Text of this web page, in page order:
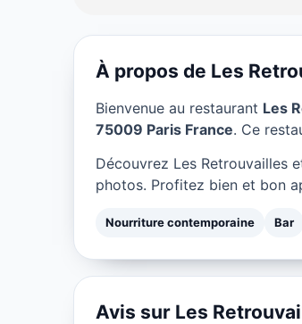
Les
★ 4.5/5
À propos de Les
Bienvenue au restaurant Les
75009 Paris France. Ce
Découvrez Les Retrouvailles
photos. Profitez bien et bon
Nourriture contemporaine Bar
Avis sur Les